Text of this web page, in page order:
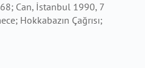
Can, İstanbul 1990, 7
Hokkabazın Çağrısı;